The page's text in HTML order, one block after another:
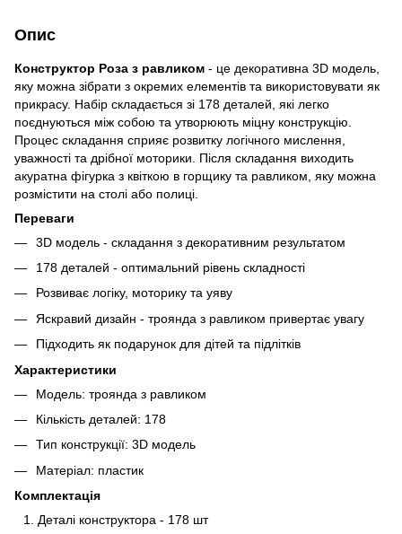
Опис
Конструктор Роза з равликом - це декоративна 3D модель,
яку можна зібрати з окремих елементів та використовувати як
прикрасу. Набір складається зі 178 деталей, які легко
поєднуються між собою та утворюють міцну конструкцію.
Процес складання сприяє розвитку логічного мислення,
уважності та дрібної моторики. Після складання виходить
акуратна фігурка з квіткою в горщику та равликом, яку можна
розмістити на столі або полиці.
Переваги
3D модель - складання з декоративним результатом
178 деталей - оптимальний рівень складності
Розвиває логіку, моторику та уяву
Яскравий дизайн - троянда з равликом привертає увагу
Підходить як подарунок для дітей та підлітків
Характеристики
Модель: троянда з равликом
Кількість деталей: 178
Тип конструкції: 3D модель
Матеріал: пластик
Комплектація
Деталі конструктора - 178 шт